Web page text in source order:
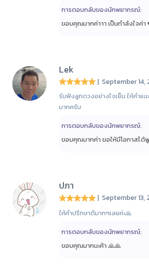
การตอบกลับของนักพยากรณ์:
ขอบคุณมากค่าาา เป็นกำลังใจค่
Lek
| September 14,
รับฟังลูกดวงอย่างใจเย็น ให้คำแน
มากครับ
การตอบกลับของนักพยากรณ์:
ขอบคุณมากค่า ขอให้มีโอกาสได้
ปภา
| September 13,
ให้คำปรึกษาดีมากๆเลยค่ะ🙏
การตอบกลับของนักพยากรณ์:
ขอบคุณมากนะค้า 🙏🙏